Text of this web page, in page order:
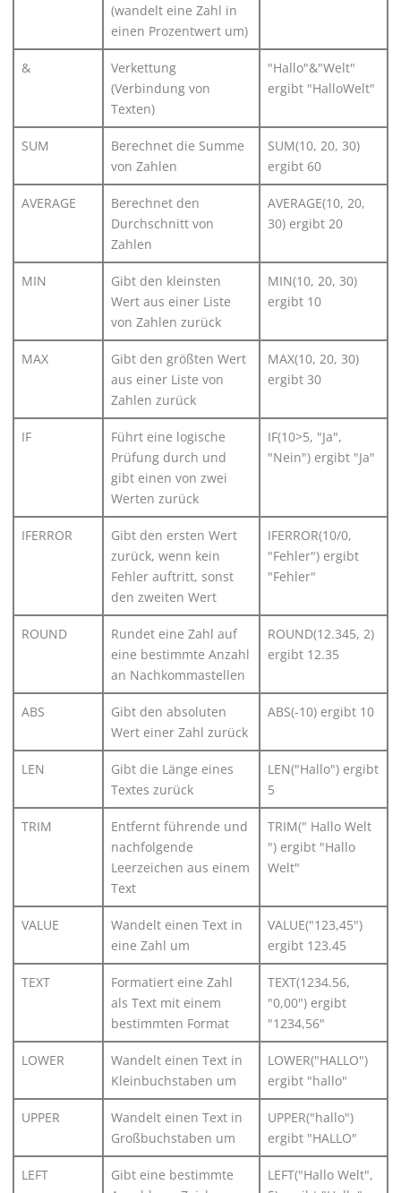
(wandelt eine Zahl in
einen Prozentwert um)
&
Verkettung
(Verbindung von
Texten)
"Hallo"&"Welt"
ergibt "HalloWelt"
SUM
Berechnet die Summe
von Zahlen
SUM(10, 20, 30)
ergibt 60
AVERAGE
Berechnet den
Durchschnitt von
Zahlen
AVERAGE(10, 20,
30) ergibt 20
MIN
Gibt den kleinsten
Wert aus einer Liste
von Zahlen zurück
MIN(10, 20, 30)
ergibt 10
MAX
Gibt den größten Wert
aus einer Liste von
Zahlen zurück
MAX(10, 20, 30)
ergibt 30
IF
Führt eine logische
Prüfung durch und
gibt einen von zwei
Werten zurück
IF(10>5, "Ja",
"Nein") ergibt "Ja"
IFERROR
Gibt den ersten Wert
zurück, wenn kein
Fehler auftritt, sonst
den zweiten Wert
IFERROR(10/0,
"Fehler") ergibt
"Fehler"
ROUND
Rundet eine Zahl auf
eine bestimmte Anzahl
an Nachkommastellen
ROUND(12.345, 2)
ergibt 12.35
ABS
Gibt den absoluten
Wert einer Zahl zurück
ABS(-10) ergibt 10
LEN
Gibt die Länge eines
Textes zurück
LEN("Hallo") ergibt
5
TRIM
Entfernt führende und
nachfolgende
Leerzeichen aus einem
Text
TRIM(" Hallo Welt
") ergibt "Hallo
Welt"
VALUE
Wandelt einen Text in
eine Zahl um
VALUE("123,45")
ergibt 123.45
TEXT
Formatiert eine Zahl
als Text mit einem
bestimmten Format
TEXT(1234.56,
"0,00") ergibt
"1234,56"
LOWER
Wandelt einen Text in
Kleinbuchstaben um
LOWER("HALLO")
ergibt "hallo"
UPPER
Wandelt einen Text in
Großbuchstaben um
UPPER("hallo")
ergibt "HALLO"
LEFT
Gibt eine bestimmte
LEFT("Hallo Welt",